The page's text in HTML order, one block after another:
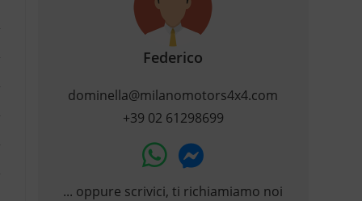
Federico
dominella@milanomotors4x4.com
+39 02 61298699
... oppure scrivici, ti richiamiamo noi